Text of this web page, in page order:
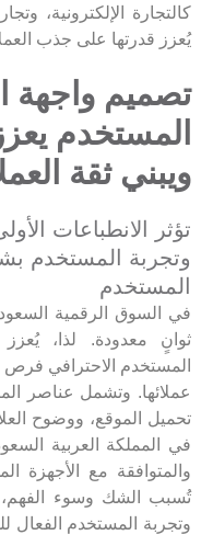
كالتجارة الإلكترونية،
يُعزز قدرتها على جذب
تصميم واجهة
المستخدم
ويبني ثقة
تؤثر الانطباعات
وتجربة المستخدم
المستخدم
في السوق الرقمية
ثوانٍ معدودة. لذا،
المستخدم الاحترافي فرص
عملائها. وتشمل عناصر
تحميل الموقع، ووضوح
في المملكة العربية
والمتوافقة مع الأجهزة
تُسبب الشك وسوء الفهم،
وتجربة المستخدم الفعال